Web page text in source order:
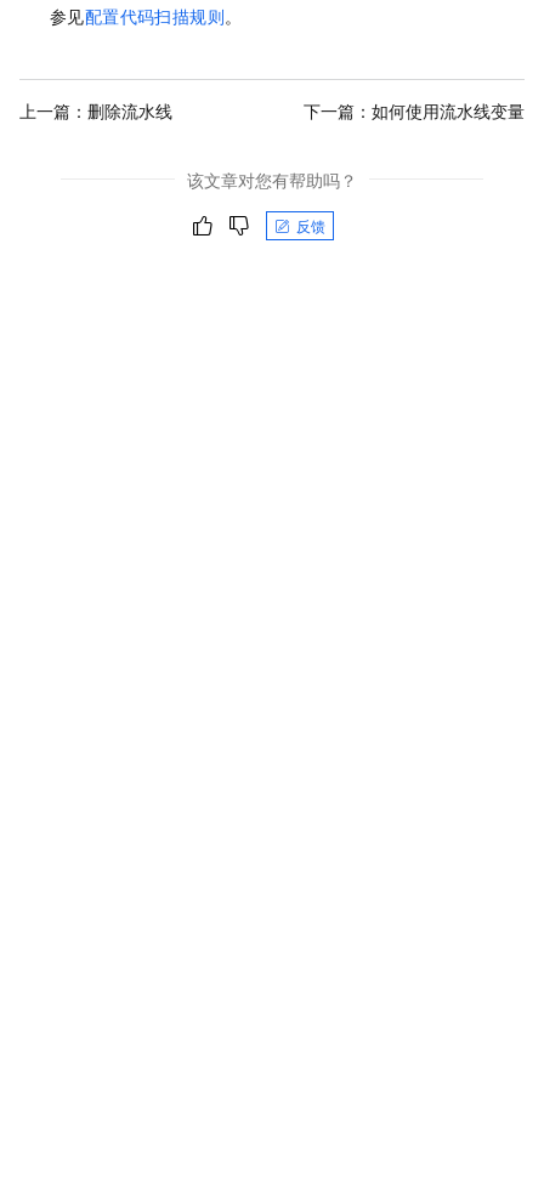
参见配置代码扫描规则。
上一篇： 删除流水线 下一篇： 如何使用流水线变量
该文章对您有帮助吗？
反馈